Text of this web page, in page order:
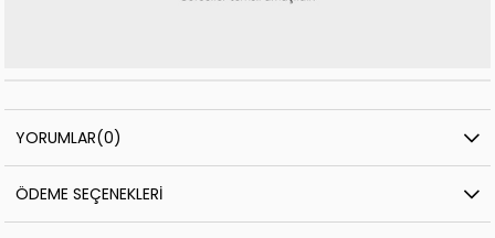
YORUMLAR(0)
ÖDEME SEÇENEKLERI